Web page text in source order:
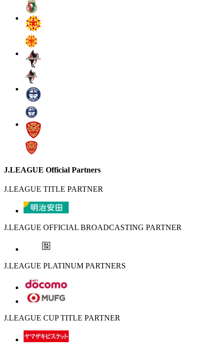
J.LEAGUE Official Partners
J.LEAGUE TITLE PARTNER
J.LEAGUE OFFICIAL BROADCASTING PARTNER
J.LEAGUE PLATINUM PARTNERS
J.LEAGUE CUP TITLE PARTNER